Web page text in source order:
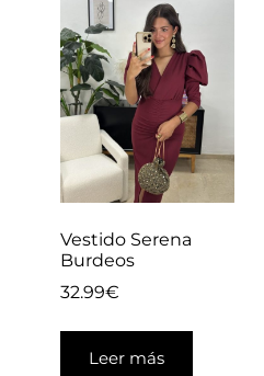
Vestido Serena
Burdeos
32.99€
Leer más